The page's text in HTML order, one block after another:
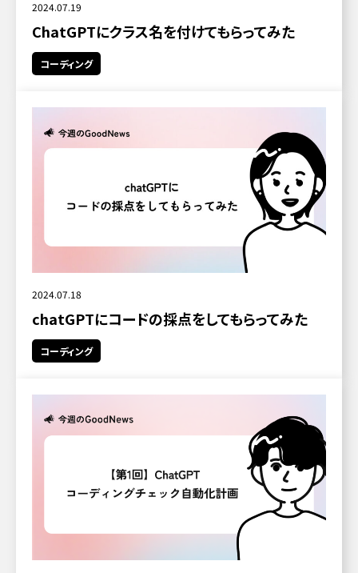
2024.07.19
ChatGPTにクラス名を付けてもらってみた
コーディング
2024.07.18
chatGPTにコードの採点をしてもらってみた
コーディング